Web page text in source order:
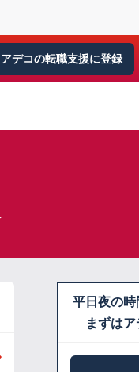
アデコの転職支援に登録
平日夜の時
まずは